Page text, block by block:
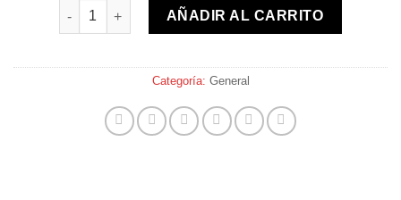
Loción ocular cantidadAÑADIR AL CARRITO
Categoría: General